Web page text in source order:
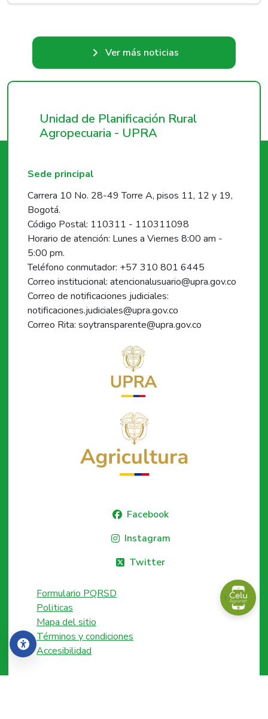
Accesibilidad
Ver más noticias
Unidad de Planificación Rural
Agropecuaria - UPRA
Sede principal
Carrera 10 No. 28-49 Torre A, pisos 11, 12 y 19,
Bogotá.
Código Postal: 110311 - 110311098
Horario de atención: Lunes a Viernes 8:00 am -
5:00 pm.
Teléfono conmutador: +57 310 801 6445
Correo institucional: atencionalusuario@upra.gov.co
Correo de notificaciones judiciales:
notificaciones.judiciales@upra.gov.co
Correo Rita: soytransparente@upra.gov.co
Facebook
Instagram
Twitter
Formulario PQRSD
Politicas
Mapa del sitio
Términos y condiciones
Accesibilidad